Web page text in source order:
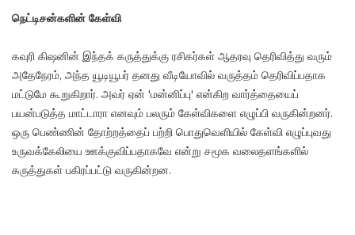
நெட்டிசன்களின் கேள்வி
கவுரி கிஷனின் இந்தக் கருத்துக்கு ரசிகர்கள் ஆதரவு தெரிவித்து வரும்
அதேநேரம், அந்த யூடியூபர் தனது வீடியோவில் வருத்தம் தெரிவிப்பதாக
மட்டுமே கூறுகிறார். அவர் ஏன் 'மன்னிப்பு' என்கிற வார்த்தையைப்
பயன்படுத்த மாட்டாரா எனவும் பலரும் கேள்விகளை எழுப்பி வருகின்றனர்.
ஒரு பெண்ணின் தோற்றத்தைப் பற்றி பொதுவெளியில் கேள்வி எழுப்புவது
உருவக்கேலியை ஊக்குவிப்பதாகவே என்று சமூக வலைதளங்களில்
கருத்துகள் பகிரப்பட்டு வருகின்றன.